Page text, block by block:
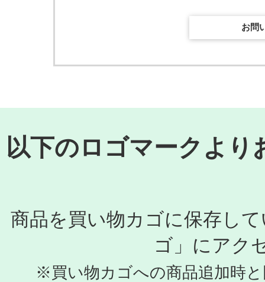
お問
以下のロゴマークより
商品を買い物カゴに保存し
ゴ」にアク
※買い物カゴへの商品追加時